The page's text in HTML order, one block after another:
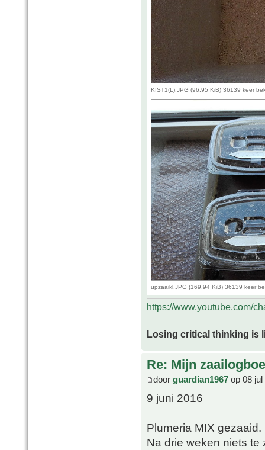
KIST1(L).JPG (96.95 KiB) 36139 keer
upzaaikl.JPG (169.94 KiB) 36139 keer
https://www.youtube.com/
Losing critical thinking is
Re: Mijn
door guardian1967 op 08 jul
9 juni 2016
Plumeria MIX gezaaid.
Na drie weken niets te